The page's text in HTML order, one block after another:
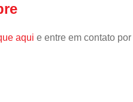
aqui e entre em contato